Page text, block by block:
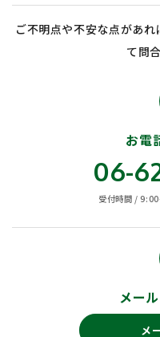
ご不明点や不安な点があ
て問
お電
06-
受付時間 / 9:00
メー
メ